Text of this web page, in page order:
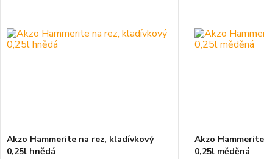
Akzo Hammerite na rez, kladívkový
0,25l hnědá
Akzo
0,25l měděná